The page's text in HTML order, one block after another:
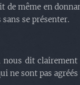
de même en
se présenter.
nous dit
ne sont pas agréés